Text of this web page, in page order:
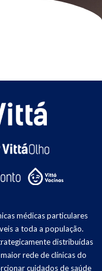
médicas particulares
a toda a população.
distribuídas
rede de clínicas do
cuidados de saúde